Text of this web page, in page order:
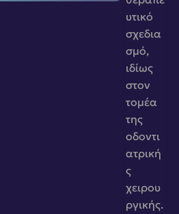
υτικό
σχεδια
σμό,
ιδίως
στον
τομέα
της
οδοντι
ατρική
ς
χειρου
ργικής.